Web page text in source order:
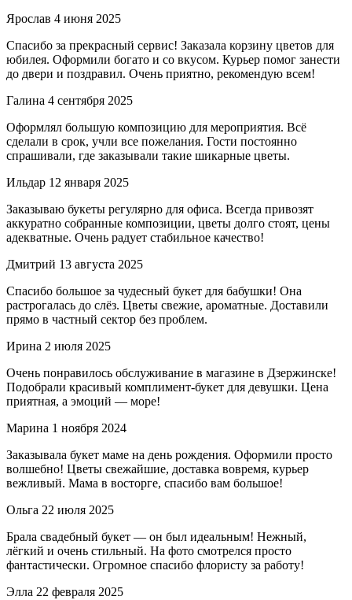
Ярослав 4 июня 2025
Спасибо за прекрасный сервис! Заказала корзину цветов для
юбилея. Оформили богато и со вкусом. Курьер помог занести
до двери и поздравил. Очень приятно, рекомендую всем!
Галина 4 сентября 2025
Оформлял большую композицию для мероприятия. Всё
сделали в срок, учли все пожелания. Гости постоянно
спрашивали, где заказывали такие шикарные цветы.
Ильдар 12 января 2025
Заказываю букеты регулярно для офиса. Всегда привозят
аккуратно собранные композиции, цветы долго стоят, цены
адекватные. Очень радует стабильное качество!
Дмитрий 13 августа 2025
Спасибо большое за чудесный букет для бабушки! Она
растрогалась до слёз. Цветы свежие, ароматные. Доставили
прямо в частный сектор без проблем.
Ирина 2 июля 2025
Очень понравилось обслуживание в магазине в Дзержинске!
Подобрали красивый комплимент-букет для девушки. Цена
приятная, а эмоций — море!
Марина 1 ноября 2024
Заказывала букет маме на день рождения. Оформили просто
волшебно! Цветы свежайшие, доставка вовремя, курьер
вежливый. Мама в восторге, спасибо вам большое!
Ольга 22 июля 2025
Брала свадебный букет — он был идеальным! Нежный,
лёгкий и очень стильный. На фото смотрелся просто
фантастически. Огромное спасибо флористу за работу!
Элла 22 февраля 2025